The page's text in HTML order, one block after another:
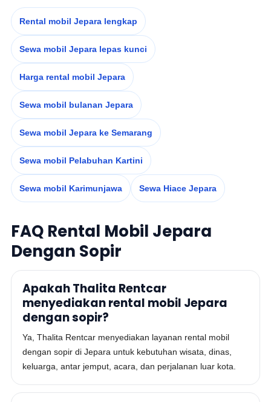
Rental mobil Jepara lengkap
Sewa mobil Jepara lepas kunci
Harga rental mobil Jepara
Sewa mobil bulanan Jepara
Sewa mobil Jepara ke Semarang
Sewa mobil Pelabuhan Kartini
Sewa mobil Karimunjawa Sewa Hiace Jepara
FAQ Rental Mobil Jepara
Dengan Sopir
Apakah Thalita Rentcar
menyediakan rental mobil Jepara
dengan sopir?
Ya, Thalita Rentcar menyediakan layanan rental mobil
dengan sopir di Jepara untuk kebutuhan wisata, dinas,
keluarga, antar jemput, acara, dan perjalanan luar kota.